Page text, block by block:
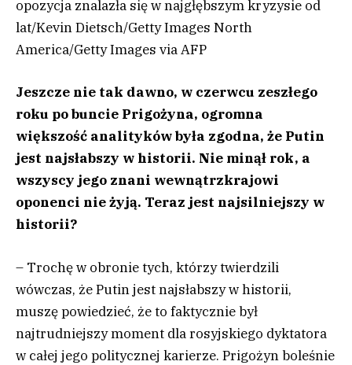
opozycja znalazła się w najgłębszym kryzysie od
lat/Kevin Dietsch/Getty Images North
America/Getty Images via AFP
Jeszcze nie tak dawno, w czerwcu zeszłego
roku po buncie Prigożyna, ogromna
większość analityków była zgodna, że Putin
jest najsłabszy w historii. Nie minął rok, a
wszyscy jego znani wewnątrzkrajowi
oponenci nie żyją. Teraz jest najsilniejszy w
historii?
– Trochę w obronie tych, którzy twierdzili
wówczas, że Putin jest najsłabszy w historii,
muszę powiedzieć, że to faktycznie był
najtrudniejszy moment dla rosyjskiego dyktatora
w całej jego politycznej karierze. Prigożyn boleśnie